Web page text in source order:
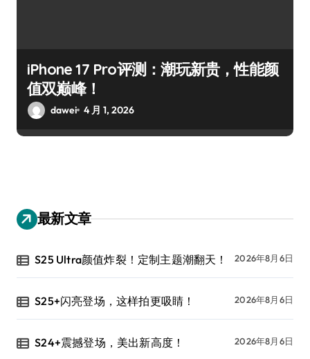
iPhone 17 Pro评测：潮玩新贵，性能颜
值双巅峰！
dawei 4 月 1, 2026
最新文章
S25 Ultra颜值炸裂！定制主题潮翻天！ 2026年8月6日
S25+闪亮登场，这样拍更吸睛！ 2026年8月6日
S24+震撼登场，美出新高度！ 2026年8月6日